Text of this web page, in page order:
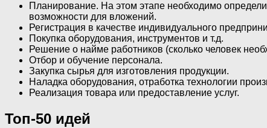
Планирование. На этом этапе необходимо
возможности для вложений.
Регистрация в качестве индивидуального
Покупка оборудования, инструментов и т.д.
Решение о найме работников (сколько человек
Отбор и обучение персонала.
Закупка сырья для изготовления продукции.
Наладка оборудования, отработка технологии
Реализация товара или предоставление услуг.
Топ-50 идей